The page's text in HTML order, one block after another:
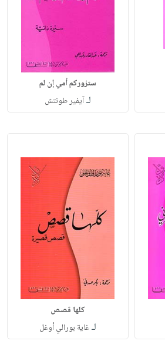
ستزوركم أمي إن لم
لـآيفير طونتش
كلها قصص
لـغاية بورالي أوغل